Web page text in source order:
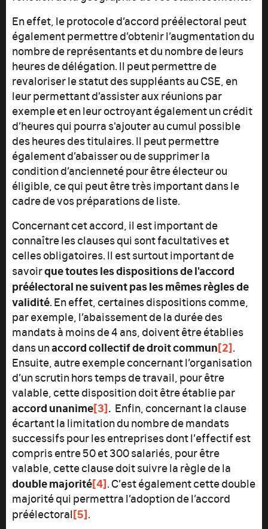
En effet, le protocole d’accord préélectoral peut
également permettre d’obtenir l’augmentation du
nombre de représentants et du nombre de leurs
heures de délégation. Il peut permettre de
revaloriser le statut des suppléants au CSE, en
leur permettant d’assister aux réunions par
exemple et en leur octroyant également un crédit
d’heures qui pourra s'ajouter au cumul possible
des heures des titulaires. Il peut permettre
également d’abaisser ou de supprimer la
condition d’ancienneté pour être électeur ou
éligible, ce qui peut être très important dans le
cadre de vos préparations de liste.
Concernant cet accord, il est important de
connaître les clauses qui sont facultatives et
celles obligatoires. Il est surtout important de
savoirque toutes les dispositions de l'accord
préélectoral ne suivent pas les mêmes règles de
validité. En effet, certaines dispositions comme,
par exemple, l’abaissement de la durée des
mandats à moins de 4 ans, doivent être établies
dans unaccord collectif de droit commun[2].
Ensuite, autre exemple concernant l’organisation
d’un scrutin hors temps de travail, pour être
valable, cette disposition doit être établie par
accord unanime[3]. Enfin, concernant la clause
écartant la limitation du nombre de mandats
successifs pour les entreprises dont l’effectif est
compris entre 50 et 300 salariés, pour être
valable, cette clause doit suivre la règle de la
double majorité[4]. C’est également cette double
majorité qui permettra l’adoption de l’accord
préélectoral[5].